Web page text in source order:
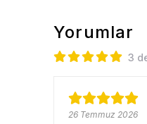
Yorumlar
3
26 Temmuz 2026